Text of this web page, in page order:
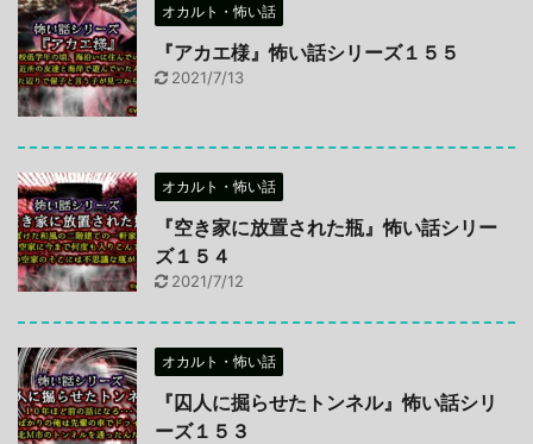
オカルト・怖い話
『アカエ様』怖い話シリーズ１５５
2021/7/13
オカルト・怖い話
『空き家に放置された瓶』怖い話シリー
ズ１５４
2021/7/12
オカルト・怖い話
『囚人に掘らせたトンネル』怖い話シリ
ーズ１５３